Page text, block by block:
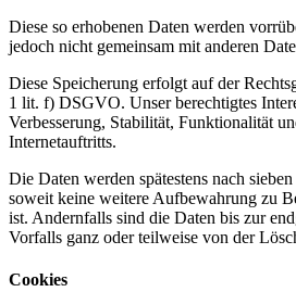
Diese so erhobenen Daten werden
jedoch nicht gemeinsam mit anderen
Diese Speicherung erfolgt auf der
1 lit. f) DSGVO. Unser berechtigtes
Verbesserung, Stabilität, Funktionalität
Internetauftritts.
Die Daten werden spätestens nach
soweit keine weitere Aufbewahrung zu
ist. Andernfalls sind die Daten bis zur
Vorfalls ganz oder teilweise von der
Cookies